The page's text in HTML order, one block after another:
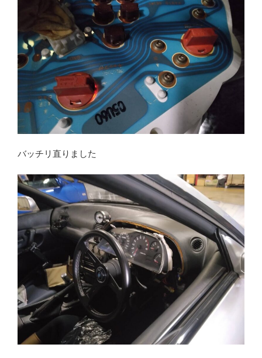
バッチリ直りました